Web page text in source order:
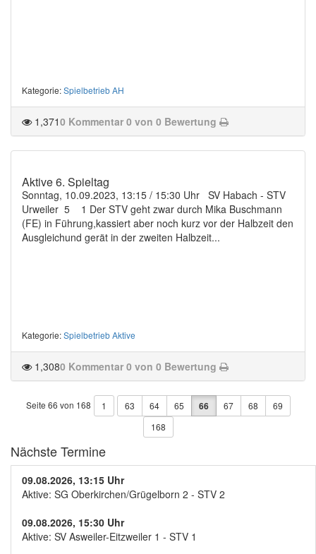
Kategorie:Spielbetrieb AH
1,3710 Kommentar 0 von 0 Bewertung
Aktive 6. Spieltag
Sonntag, 10.09.2023, 13:15 / 15:30 Uhr SV Habach - STV
Urweiler 5 1 Der STV geht zwar durch Mika Buschmann
(FE) in Führung,kassiert aber noch kurz vor der Halbzeit den
Ausgleichund gerät in der zweiten Halbzeit...
Kategorie:Spielbetrieb Aktive
1,3080 Kommentar 0 von 0 Bewertung
Seite 66 von 168 1 63 64 65 66 67 68
69
168
Nächste Termine
09.08.2026, 13:15 Uhr
Aktive: SG Oberkirchen/Grügelborn 2 - STV 2
09.08.2026, 15:30 Uhr
Aktive: SV Asweiler-Eitzweiler 1 - STV 1